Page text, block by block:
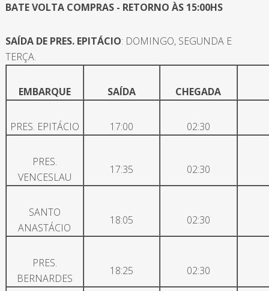
BATE VOLTA COMPRAS - RETORNO ÀS 15:00HS
SAÍDA DE PRES. EPITÁCIO: DOMINGO, SEGUNDA E
TERÇA.
EMBARQUE SAÍDA CHEGADA
PRES. EPITÁCIO 17:00 02:30
PRES.
VENCESLAU
17:35 02:30
SANTO
ANASTÁCIO
18:05 02:30
PRES.
BERNARDES
18:25 02:30